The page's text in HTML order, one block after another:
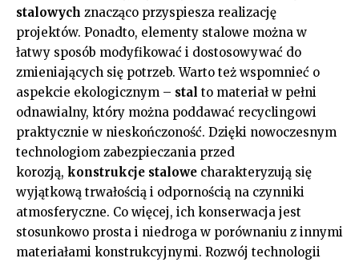
stalowych znacząco przyspiesza realizację
projektów. Ponadto, elementy stalowe można w
łatwy sposób modyfikować i dostosowywać do
zmieniających się potrzeb. Warto też wspomnieć o
aspekcie ekologicznym – stal to materiał w pełni
odnawialny, który można poddawać recyclingowi
praktycznie w nieskończoność. Dzięki nowoczesnym
technologiom zabezpieczania przed
korozją, konstrukcje stalowe charakteryzują się
wyjątkową trwałością i odpornością na czynniki
atmosferyczne. Co więcej, ich konserwacja jest
stosunkowo prosta i niedroga w porównaniu z innymi
materiałami konstrukcyjnymi. Rozwój technologii